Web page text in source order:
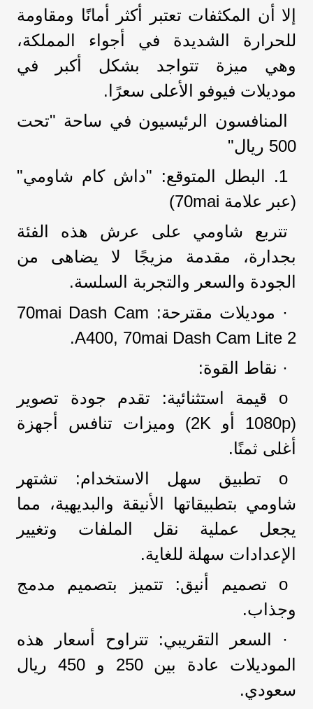
إلا أن المكثفات تعتبر أكثر أمانًا ومقاومة
للحرارة الشديدة في أجواء المملكة،
وهي ميزة تتواجد بشكل أكبر في
موديلات فيوفو الأعلى سعرًا.
المنافسون الرئيسيون في ساحة "تحت
500 ريال"
1. البطل المتوقع: "داش كام شاومي"
(عبر علامة 70mai)
تتربع شاومي على عرش هذه الفئة
بجدارة، مقدمة مزيجًا لا يضاهى من
الجودة والسعر والتجربة السلسة.
· موديلات مقترحة: 70mai Dash Cam
A400, 70mai Dash Cam Lite 2.
· نقاط القوة:
o قيمة استثنائية: تقدم جودة تصوير
(1080p أو 2K) وميزات تنافس أجهزة
أغلى ثمنًا.
o تطبيق سهل الاستخدام: تشتهر
شاومي بتطبيقاتها الأنيقة والبديهية، مما
يجعل عملية نقل الملفات وتغيير
الإعدادات سهلة للغاية.
o تصميم أنيق: تتميز بتصميم مدمج
وجذاب.
· السعر التقريبي: تتراوح أسعار هذه
الموديلات عادة بين 250 و 450 ريال
سعودي.